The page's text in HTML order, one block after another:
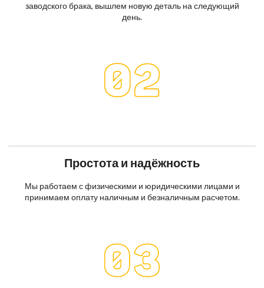
заводского брака, вышлем новую деталь на следующий
день.
Простота и надёжность
Мы работаем с физическими и юридическими лицами и
принимаем оплату наличным и безналичным расчетом.